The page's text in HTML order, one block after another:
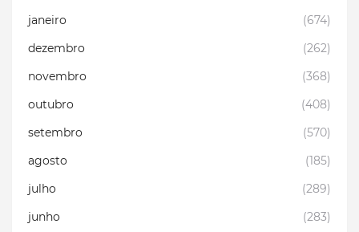
janeiro
(674)
dezembro
(262)
novembro
(368)
outubro
(408)
setembro
(570)
agosto
(185)
julho
(289)
junho
(283)